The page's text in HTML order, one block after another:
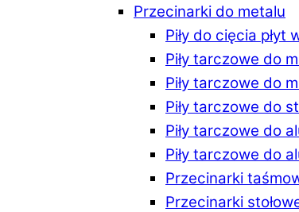
Przecinarki do metalu
Piły do cięcia płyt
Piły tarczowe do
Piły tarczowe do
Piły tarczowe do
Piły tarczowe do
Piły tarczowe do
Przecinarki
Przecinarki